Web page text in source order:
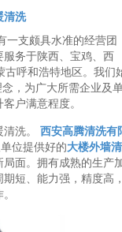
清洗
一支颇具水准的经营团
务于陕西、宝鸡、西
古呼和浩特地区。我们
，为广大所需企业及
户满意程度。
洗。 西安高腾清洗有
位提供好的大楼外墙清
面。拥有成熟的生产
短、能力强，精度高